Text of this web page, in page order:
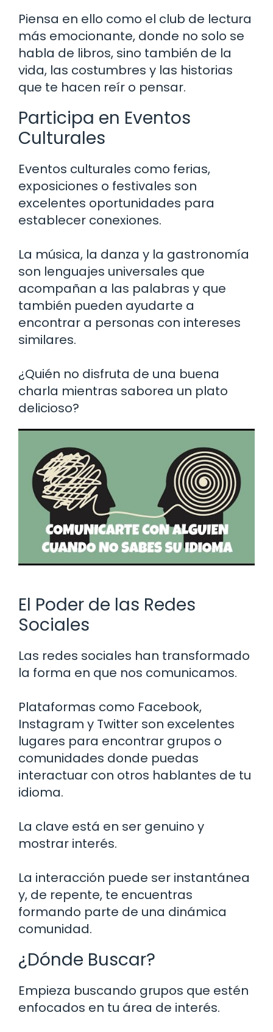
Piensa en ello como el club de lectura
más emocionante, donde no solo se
habla de libros, sino también de la
vida, las costumbres y las historias
que te hacen reír o pensar.
Participa en Eventos
Culturales
Eventos culturales como ferias,
exposiciones o festivales son
excelentes oportunidades para
establecer conexiones.
La música, la danza y la gastronomía
son lenguajes universales que
acompañan a las palabras y que
también pueden ayudarte a
encontrar a personas con intereses
similares.
¿Quién no disfruta de una buena
charla mientras saborea un plato
delicioso?
El Poder de las Redes
Sociales
Las redes sociales han transformado
la forma en que nos comunicamos.
Plataformas como Facebook,
Instagram y Twitter son excelentes
lugares para encontrar grupos o
comunidades donde puedas
interactuar con otros hablantes de tu
idioma.
La clave está en ser genuino y
mostrar interés.
La interacción puede ser instantánea
y, de repente, te encuentras
formando parte de una dinámica
comunidad.
¿Dónde Buscar?
Empieza buscando grupos que estén
enfocados en tu área de interés.